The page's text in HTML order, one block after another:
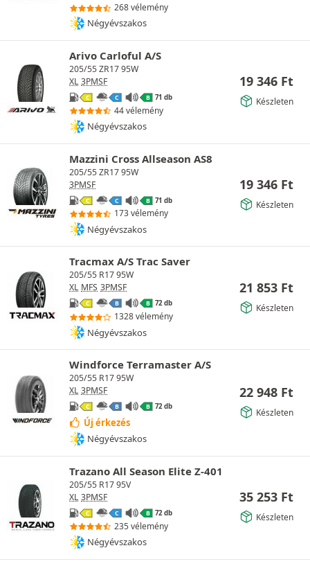
268 vélemény
Négyévszakos
Arivo Carloful A/S
205/55 ZR17 95W
XL 3PMSF
C C B 71 db
44 vélemény
Négyévszakos
19 346 Ft
Készleten
Mazzini Cross Allseason AS8
205/55 ZR17 95W
3PMSF
C C B 71 db
173 vélemény
Négyévszakos
19 346 Ft
Készleten
Tracmax A/S Trac Saver
205/55 R17 95W
XL MFS 3PMSF
C B B 72 db
1328 vélemény
Négyévszakos
21 853 Ft
Készleten
Windforce Terramaster A/S
205/55 R17 95W
XL 3PMSF
C B B 72 db
Új érkezés
Négyévszakos
22 948 Ft
Készleten
Trazano All Season Elite Z-401
205/55 R17 95V
XL 3PMSF
C C B 72 db
235 vélemény
Négyévszakos
35 253 Ft
Készleten